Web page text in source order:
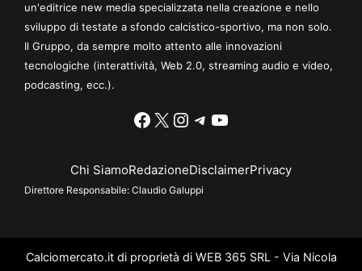
un'editrice new media specializzata nella creazione e nello
sviluppo di testate a sfondo calcistico-sportivo, ma non solo.
Il Gruppo, da sempre molto attento alle innovazioni
tecnologiche (interattività, Web 2.0, streaming audio e video,
podcasting, ecc.).
Facebook
X Instagram
Telegram
YouTube
Chi SiamoRedazioneDisclaimerPrivacy
Direttore Responsabile: Claudio Galuppi
Calciomercato.it di proprietà di WEB 365 SRL - Via Nicola